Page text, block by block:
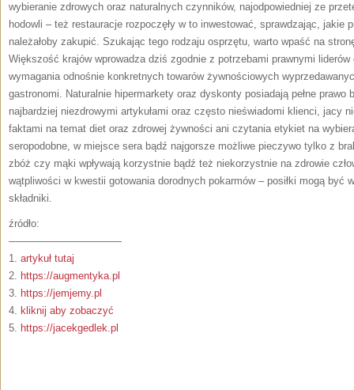
wybieranie zdrowych oraz naturalnych czynników, najodpowiedniej ze
hodowli – też restauracje rozpoczęły w to inwestować, sprawdzając, jakie
należałoby zakupić. Szukając tego rodzaju osprzętu, warto wpaść na
Większość krajów wprowadza dziś zgodnie z potrzebami prawnymi
wymagania odnośnie konkretnych towarów żywnościowych
gastronomi. Naturalnie hipermarkety oraz dyskonty posiadają pełne prawo
najbardziej niezdrowymi artykułami oraz często nieświadomi klienci, jacy
faktami na temat diet oraz zdrowej żywności ani czytania etykiet na
seropodobne, w miejsce sera bądź najgorsze możliwe pieczywo tylko z
zbóż czy mąki wpływają korzystnie bądź też niekorzystnie na zdrowie
wątpliwości w kwestii gotowania dorodnych pokarmów – posiłki mogą być
składniki.
źródło:
———————————
1. artykuł tutaj
2. https://augmentyka.pl
3. https://jemjemy.pl
4. kliknij aby zobaczyć
5. https://jacekgedlek.pl